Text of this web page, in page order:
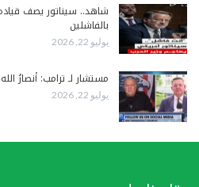
شاهد.. سيناتور يصف
بالفاشلين
يوليو 22, 2026
مستشار لـ ترامب: أنصارُ
يوليو 22, 2026